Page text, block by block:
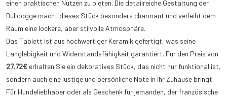
einen praktischen Nutzen zu bieten. Die detailreiche Gestaltung der
Bulldogge macht dieses Stück besonders charmant und verleiht dem
Raum eine lockere, aber stilvolle Atmosphäre.
Das Tablett ist aus hochwertiger Keramik gefertigt, was seine
Langlebigkeit und Widerstandsfähigkeit garantiert. Für den Preis von
27,72€ erhalten Sie ein dekoratives Stück, das nicht nur funktional ist,
sondern auch eine lustige und persönliche Note in Ihr Zuhause bringt.
Für Hundeliebhaber oder als Geschenk für jemanden, der französische